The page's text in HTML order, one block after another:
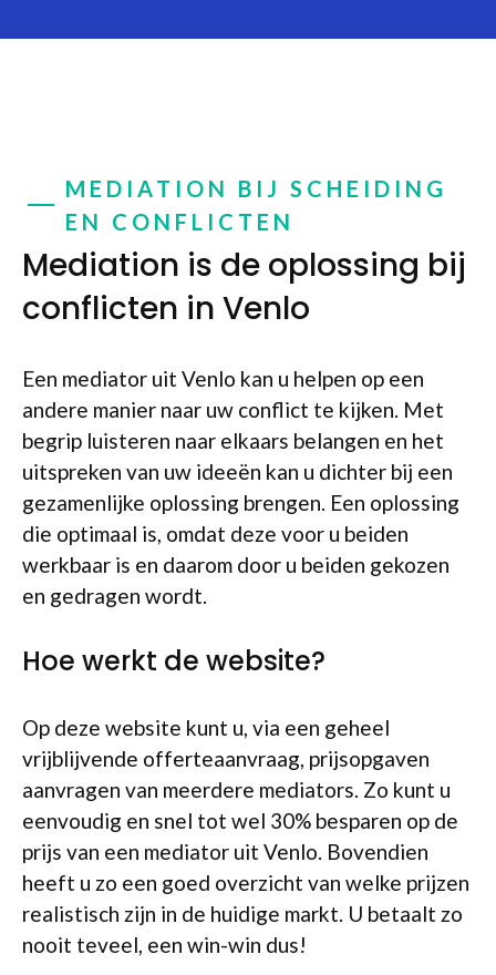
MEDIATION BIJ SCHEIDING
EN CONFLICTEN
Mediation is de oplossing bij
conflicten in Venlo
Een mediator uit Venlo kan u helpen op een
andere manier naar uw conflict te kijken. Met
begrip luisteren naar elkaars belangen en het
uitspreken van uw ideeën kan u dichter bij een
gezamenlijke oplossing brengen. Een oplossing
die optimaal is, omdat deze voor u beiden
werkbaar is en daarom door u beiden gekozen
en gedragen wordt.
Hoe werkt de website?
Op deze website kunt u, via een geheel
vrijblijvende offerteaanvraag, prijsopgaven
aanvragen van meerdere mediators. Zo kunt u
eenvoudig en snel tot wel 30% besparen op de
prijs van een mediator uit Venlo. Bovendien
heeft u zo een goed overzicht van welke prijzen
realistisch zijn in de huidige markt. U betaalt zo
nooit teveel, een win-win dus!